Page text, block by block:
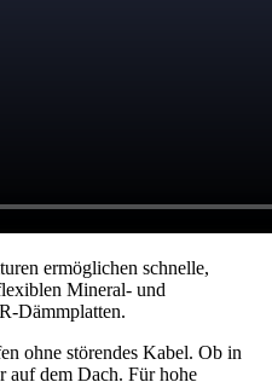
ermöglichen schnelle,
Mineral- und
Dämmplatten.
ohne störendes Kabel. Ob in
auf dem Dach. Für hohe